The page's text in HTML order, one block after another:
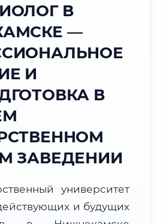
НИЖНЕКАМСК
местное время:
2026 г.
⛅ +19°C ,Переменная облачность
г. Нижнекамск
423570–423589
В
—
И
В
ЗАВЕДЕНИИ
университет
и будущих